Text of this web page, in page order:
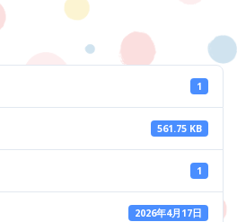
1
561.75 KB
1
2026年4月17日